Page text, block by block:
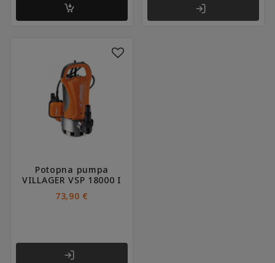
Potopna pumpa
VILLAGER VSP 18000 I
73,90 €